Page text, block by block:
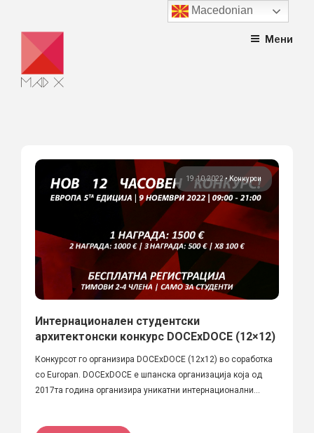
content
Мени
19.10.2022•Конкурси
Интернационален студентски
архитектонски конкурс DOCExDOCE (12×12)
Конкурсот го организира DOCExDOCE (12x12) во соработка
со Europan. DOCExDOCE e шпанска организација која од
2017та година организира уникатни интернационални...
Macedonian